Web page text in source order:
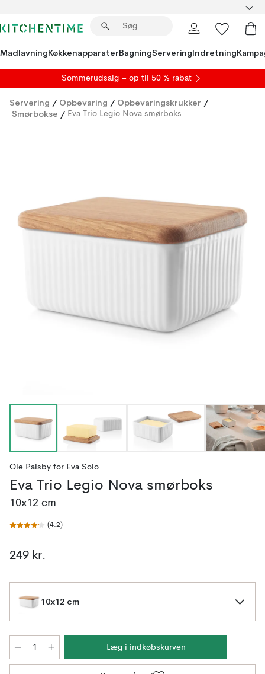
MadlavningKøkkenapparaterBagningServeringIndretning
Sommerudsalg – op til 50 % rabat
Servering / Opbevaring / Opbevaringskrukker /
Smørbokse / Eva Trio Legio Nova smørboks
Ole Palsby for Eva Solo
Eva Trio Legio Nova smørboks
10x12 cm
(4.2)
249 kr.
10x12 cm
Læg i indkøbskurven